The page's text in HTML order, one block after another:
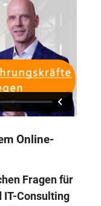
Online-
Fragen für
IT-Consulting